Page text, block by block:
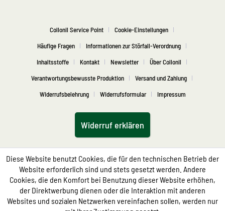
Collonil Service Point
Cookie-Einstellungen
Häufige Fragen
Informationen zur Störfall-Verordnung
Inhaltsstoffe
Kontakt Newsletter
Über Collonil
Verantwortungsbewusste Produktion
Versand und Zahlung
Widerrufsbelehrung
Widerrufsformular Impressum
Widerruf erklären
Diese Website benutzt Cookies, die für den technischen Betrieb der
Website erforderlich sind und stets gesetzt werden. Andere
Cookies, die den Komfort bei Benutzung dieser Website erhöhen,
der Direktwerbung dienen oder die Interaktion mit anderen
Websites und sozialen Netzwerken vereinfachen sollen, werden nur